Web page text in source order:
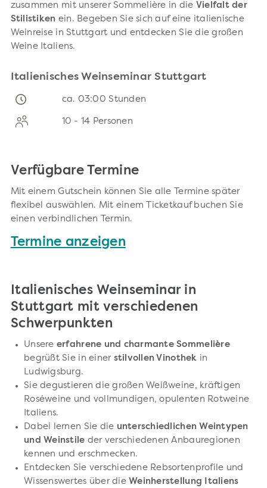
zusammen mit unserer Sommelière in die Vielfalt der
Stilistiken ein. Begeben Sie sich auf eine italienische
Weinreise in Stuttgart und entdecken Sie die großen
Weine Italiens.
Italienisches Weinseminar Stuttgart
ca. 03:00 Stunden
10 - 14 Personen
Verfügbare Termine
Mit einem Gutschein können Sie alle Termine später
flexibel auswählen. Mit einem Ticketkauf buchen Sie
einen verbindlichen Termin.
Termine anzeigen
Italienisches Weinseminar in
Stuttgart mit verschiedenen
Schwerpunkten
Unsere erfahrene und charmante Sommelière
begrüßt Sie in einer stilvollen Vinothek in
Ludwigsburg.
Sie degustieren die großen Weißweine, kräftigen
Roséweine und vollmundigen, opulenten Rotweine
Italiens.
Dabei lernen Sie die unterschiedlichen Weintypen
und Weinstile der verschiedenen Anbauregionen
kennen und erschmecken.
Entdecken Sie verschiedene Rebsortenprofile und
Wissenswertes über die Weinherstellung Italiens